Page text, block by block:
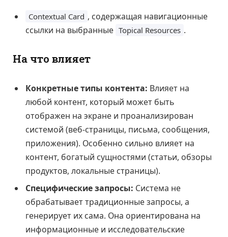
Contextual Card , содержащая навигационные
ссылки на выбранные Topical Resources .
На что влияет
Конкретные типы контента: Влияет на
любой контент, который может быть
отображен на экране и проанализирован
системой (веб-страницы, письма, сообщения,
приложения). Особенно сильно влияет на
контент, богатый сущностями (статьи, обзоры
продуктов, локальные страницы).
Специфические запросы: Система не
обрабатывает традиционные запросы, а
генерирует их сама. Она ориентирована на
информационные и исследовательские